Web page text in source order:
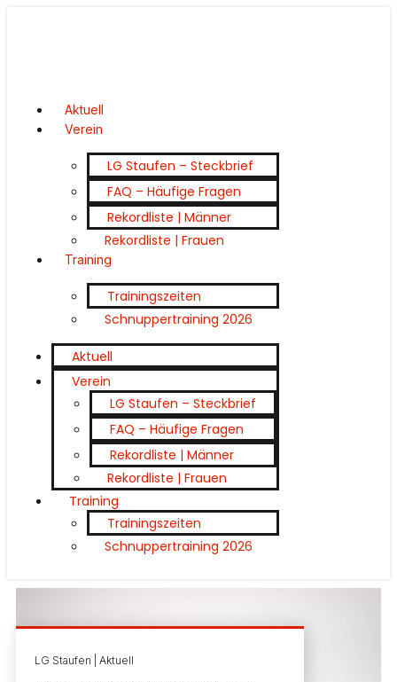
Aktuell
Verein
LG Staufen – Steckbrief
FAQ – Häufige Fragen
Rekordliste | Männer
Rekordliste | Frauen
Training
Trainingszeiten
Schnuppertraining 2026
Aktuell
Verein
LG Staufen – Steckbrief
FAQ – Häufige Fragen
Rekordliste | Männer
Rekordliste | Frauen
Training
Trainingszeiten
Schnuppertraining 2026
LG Staufen | Aktuell